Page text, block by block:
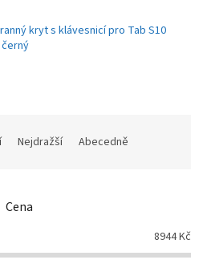
kryt s klávesnicí pro Tab S10
Nejdražší Abecedně
Cena
8944Kč